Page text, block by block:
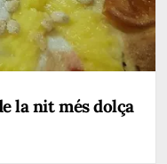
la nit més dolça